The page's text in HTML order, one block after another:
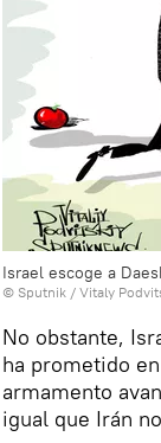
Israel escoge a
© Sputnik / Vitaly
No obstante,
ha prometido
armamento
igual que Irán